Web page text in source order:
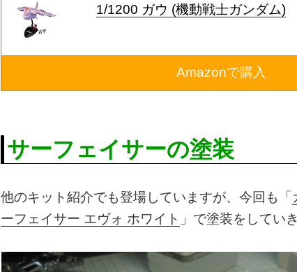
1/1200 ガウ (機動戦士ガンダム)
Amazonで購入
サーフェイサーの塗装
他のキット紹介でも登場していますが、今回も「
ーフェイサー エヴォ ホワイト 」で塗装をしてい